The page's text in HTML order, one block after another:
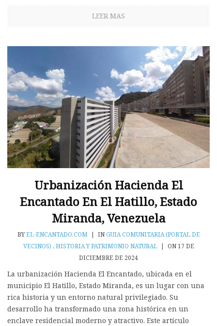
LEER MAS
Urbanización Hacienda El
Encantado En El Hatillo, Estado
Miranda, Venezuela
BYEL-ENCANTADO.COM | INGUIA COMUNITARIA (PORTAL DE
VECINOS) , HISTORIA Y PATRIMONIO NATURAL | ON 17 DE
DICIEMBRE DE 2024
La urbanización Hacienda El Encantado, ubicada en el
municipio El Hatillo, Estado Miranda, es un lugar con una
rica historia y un entorno natural privilegiado. Su
desarrollo ha transformado una zona histórica en un
enclave residencial moderno y atractivo. Este artículo